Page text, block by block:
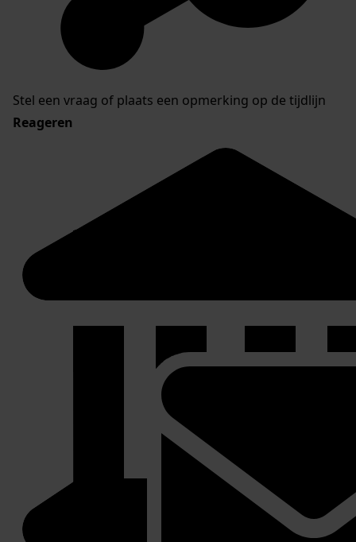
Stel een vraag of plaats een opmerking op de tijdlijn
Reageren